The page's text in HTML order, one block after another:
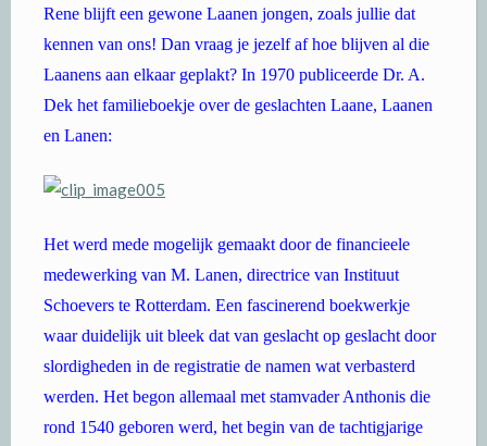
Rene blijft een gewone Laanen jongen, zoals jullie dat
kennen van ons! Dan vraag je jezelf af hoe blijven al die
Laanens aan elkaar geplakt? In 1970 publiceerde Dr. A.
Dek het familieboekje over de geslachten Laane, Laanen
en Lanen:
Het werd mede mogelijk gemaakt door de financieele
medewerking van M. Lanen, directrice van Instituut
Schoevers te Rotterdam. Een fascinerend boekwerkje
waar duidelijk uit bleek dat van geslacht op geslacht door
slordigheden in de registratie de namen wat verbasterd
werden. Het begon allemaal met stamvader Anthonis die
rond 1540 geboren werd, het begin van de tachtigjarige